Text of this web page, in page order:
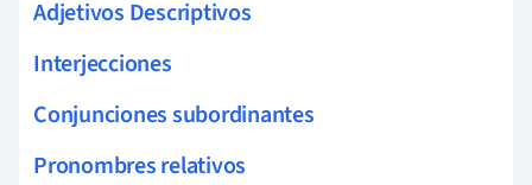
Adjetivos Descriptivos
Interjecciones
Conjunciones subordinantes
Pronombres relativos